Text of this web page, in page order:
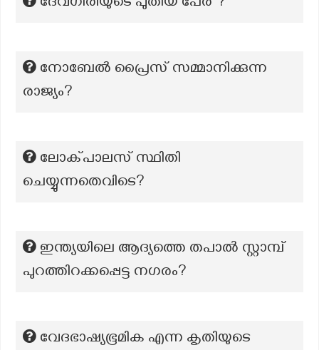
നോബേൽ പ്രൈസ് സമ്മാനിക്കുന്ന
രാജ്യം?
ലോക്പാലസ് സ്ഥിതി
ചെയ്യുന്നതെവിടെ?
ഇന്ത്യയിലെ ആദ്യത്തെ തപാൽ സ്റ്റാമ്പ്
പുറത്തിറക്കപ്പെട്ട നഗരം?
വേദഭാഷ്യഭൂമിക എന്ന കൃതിയുടെ